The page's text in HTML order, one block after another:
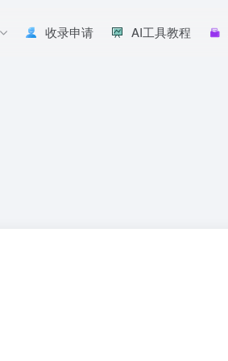
收录申请 AI工具教程